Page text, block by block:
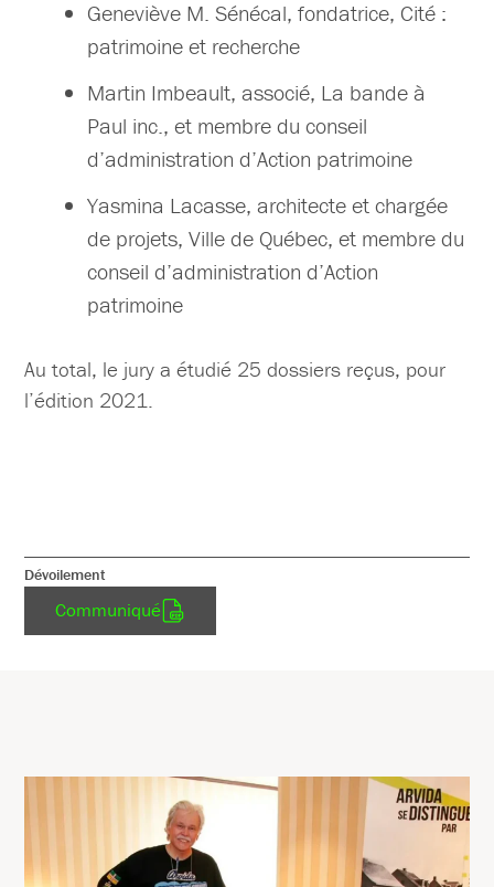
Geneviève M. Sénécal, fondatrice, Cité :
patrimoine et recherche
Martin Imbeault, associé, La bande à
Paul inc., et membre du conseil
d’administration d’Action patrimoine
Yasmina Lacasse, architecte et chargée
de projets, Ville de Québec, et membre du
conseil d’administration d’Action
patrimoine
Au total, le jury a étudié 25 dossiers reçus, pour
l’édition 2021.
Dévoilement
Communiqué